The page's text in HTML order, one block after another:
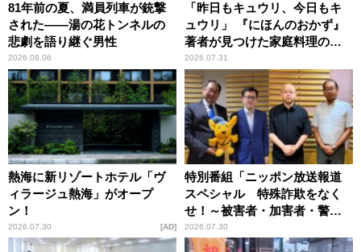
81年前の夏、満員列車が銃撃
された――湯の花トンネルの
悲劇を語り継ぐ男性
2026.08.06
「昨日もキュウリ、今日もキ
ュウリ」 『にほんのおかず』
著者が見つけた家庭料理の知
恵
2026.07.31
熱海に新リゾートホテル「ヴ
ィラージュ熱海」がオープ
ン！
2026.07.30 AD
特別番組「ニッポン放送報道
スペシャル 特殊詐欺をなく
せ！～被害者・加害者・警視
庁が語るトクリュウの実態
～」放送
2026.07.30